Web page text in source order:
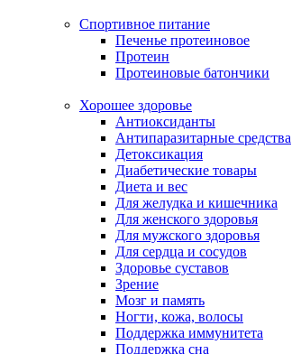
Спортивное питание
Печенье протеиновое
Протеин
Протеиновые батончики
Хорошее здоровье
Антиоксиданты
Антипаразитарные средства
Детоксикация
Диабетические товары
Диета и вес
Для желудка и кишечника
Для женского здоровья
Для мужского здоровья
Для сердца и сосудов
Здоровье суставов
Зрение
Мозг и память
Ногти, кожа, волосы
Поддержка иммунитета
Поддержка сна